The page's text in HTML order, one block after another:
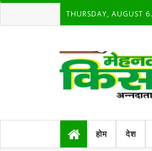
THURSDAY, AUGUST 6.
होम देश